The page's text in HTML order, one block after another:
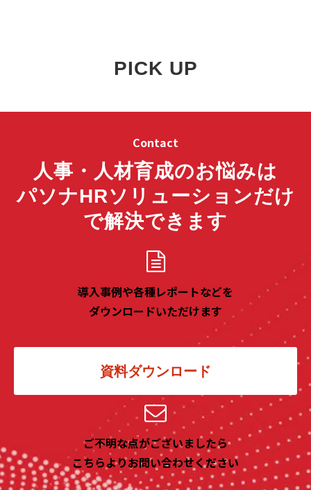
PICK UP
Contact
人事・人材育成のお悩みは
パソナHRソリューションだけ
で解決できます
導入事例や各種レポートなどを
ダウンロードいただけます
資料ダウンロード
ご不明な点がございましたら
こちらよりお問い合わせください